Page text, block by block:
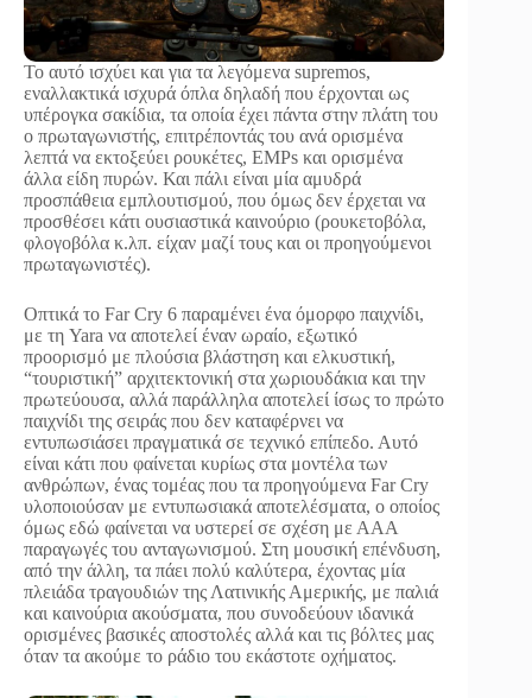
Το αυτό ισχύει και για τα λεγόμενα supremos,
εναλλακτικά ισχυρά όπλα δηλαδή που έρχονται ως
υπέρογκα σακίδια, τα οποία έχει πάντα στην πλάτη του
ο πρωταγωνιστής, επιτρέποντάς του ανά ορισμένα
λεπτά να εκτοξεύει ρουκέτες, EMPs και ορισμένα
άλλα είδη πυρών. Και πάλι είναι μία αμυδρά
προσπάθεια εμπλουτισμού, που όμως δεν έρχεται να
προσθέσει κάτι ουσιαστικά καινούριο (ρουκετοβόλα,
φλογοβόλα κ.λπ. είχαν μαζί τους και οι προηγούμενοι
πρωταγωνιστές).
Οπτικά το Far Cry 6 παραμένει ένα όμορφο παιχνίδι,
με τη Yara να αποτελεί έναν ωραίο, εξωτικό
προορισμό με πλούσια βλάστηση και ελκυστική,
“τουριστική” αρχιτεκτονική στα χωριουδάκια και την
πρωτεύουσα, αλλά παράλληλα αποτελεί ίσως το πρώτο
παιχνίδι της σειράς που δεν καταφέρνει να
εντυπωσιάσει πραγματικά σε τεχνικό επίπεδο. Αυτό
είναι κάτι που φαίνεται κυρίως στα μοντέλα των
ανθρώπων, ένας τομέας που τα προηγούμενα Far Cry
υλοποιούσαν με εντυπωσιακά αποτελέσματα, ο οποίος
όμως εδώ φαίνεται να υστερεί σε σχέση με ΑΑΑ
παραγωγές του ανταγωνισμού. Στη μουσική επένδυση,
από την άλλη, τα πάει πολύ καλύτερα, έχοντας μία
πλειάδα τραγουδιών της Λατινικής Αμερικής, με παλιά
και καινούρια ακούσματα, που συνοδεύουν ιδανικά
ορισμένες βασικές αποστολές αλλά και τις βόλτες μας
όταν τα ακούμε το ράδιο του εκάστοτε οχήματος.